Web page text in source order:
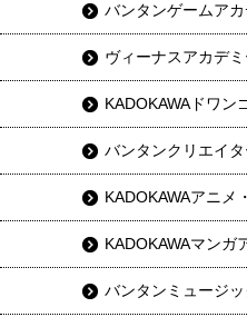
バンタンゲームア
ヴィーナスアカデミ
KADOKAWAドワン
バンタンクリエイ
KADOKAWAアニメ
KADOKAWAマンガ
バンタンミュージ